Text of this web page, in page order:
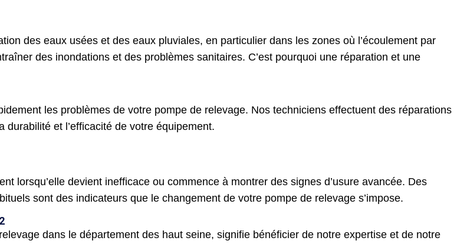
des eaux usées et des eaux pluviales, en particulier dans les zones où l’écoulement par
des inondations et des problèmes sanitaires. C’est pourquoi une réparation et une
les problèmes de votre pompe de relevage. Nos techniciens effectuent des réparations
et l’efficacité de votre équipement.
lorsqu’elle devient inefficace ou commence à montrer des signes d’usure avancée. Des
sont des indicateurs que le changement de votre pompe de relevage s’impose.
dans le département des haut seine, signifie bénéficier de notre expertise et de notre